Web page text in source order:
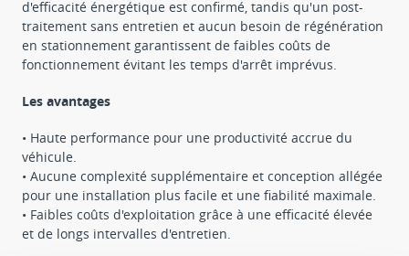
d'efficacité énergétique est confirmé, tandis qu'un post-
traitement sans entretien et aucun besoin de régénération
en stationnement garantissent de faibles coûts de
fonctionnement évitant les temps d'arrêt imprévus.
Les avantages
• Haute performance pour une productivité accrue du
véhicule.
• Aucune complexité supplémentaire et conception allégée
pour une installation plus facile et une fiabilité maximale.
• Faibles coûts d'exploitation grâce à une efficacité élevée
et de longs intervalles d'entretien.